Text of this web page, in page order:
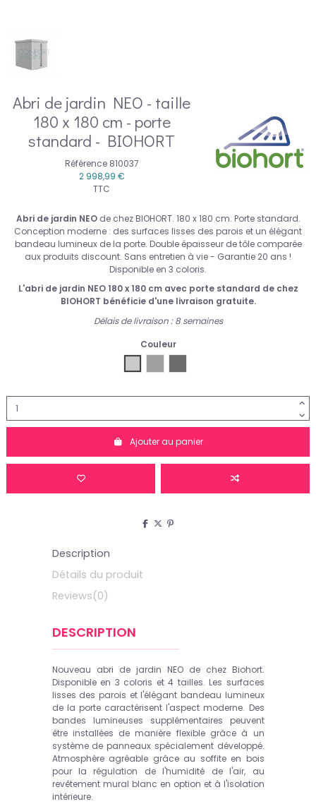
Abri de jardin NEO - taille
180 x 180 cm - porte
standard - BIOHORT
Référence 810037
2 998,99 €
TTC
Abri de jardin NEOde chez BIOHORT. 180 x 180 cm. Porte standard.
Conception moderne : des surfaces lisses des parois et un élégant
bandeau lumineux de la porte. Double épaisseur de tôle comparée
aux produits discount. Sans entretien à vie - Garantie 20 ans !
Disponible en 3 coloris.
L'abri de jardin NEO 180 x 180 cm avec porte standard de chez
BIOHORT bénéficie d'une livraison gratuite.
Délais de livraison : 8 semaines
Couleur
Ajouter au panier
Description
Détails du produit
Reviews(0)
DESCRIPTION
Nouveau abri de jardin NEO de chez Biohort.
Disponible en 3 coloris et 4 tailles. Les surfaces
lisses des parois et l'élégant bandeau lumineux
de la porte caractérisent l'aspect moderne. Des
bandes lumineuses supplémentaires peuvent
être installées de manière flexible grâce à un
système de panneaux spécialement développé.
Atmosphère agréable grâce au soffite en bois
pour la régulation de l'humidité de l'air, au
revêtement mural blanc en option et à l'isolation
intérieure.